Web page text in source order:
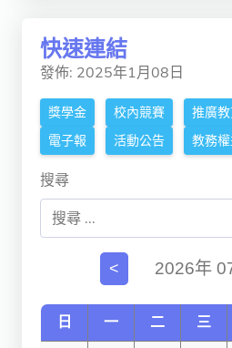
快速連結
發佈: 2025年1月08日
獎學金 校內競賽 推廣
電子報
活動公告 教務
搜尋
< 2026年
日 一 二 三